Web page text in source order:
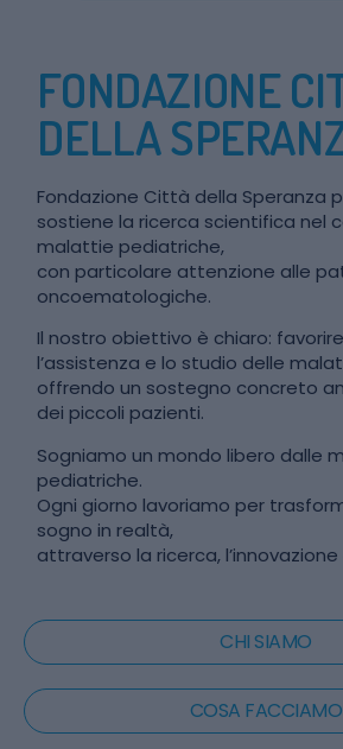
FONDAZIONE
DELLA
Fondazione Città della Speranza
sostiene la ricerca scientifica nel
malattie pediatriche,
con particolare attenzione alle
oncoematologiche.
Il nostro obiettivo è chiaro:
l’assistenza e lo studio delle
offrendo un sostegno concreto
dei piccoli pazienti.
Sogniamo un mondo libero dalle
pediatriche.
Ogni giorno lavoriamo per
sogno in realtà,
attraverso la ricerca,
CHI SIAMO
COSA FACCIAMO